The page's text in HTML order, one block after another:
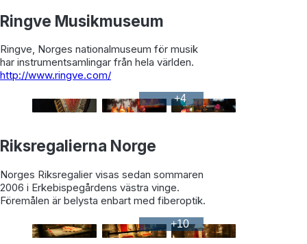
Ringve Musikmuseum
Ringve, Norges nationalmuseum för musik
har instrumentsamlingar från hela världen.
http://www.ringve.com/
+4
Riksregalierna Norge
Norges Riksregalier visas sedan sommaren
2006 i Erkebispegårdens västra vinge.
Föremålen är belysta enbart med fiberoptik.
+10